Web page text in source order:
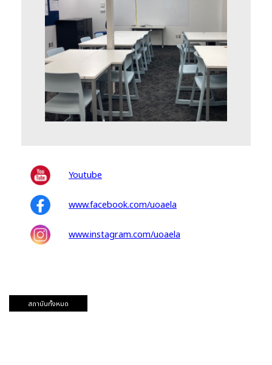
Youtube
www.facebook.com/uoaela
www.instagram.com/uoaela
สถาบันทั้งหมด